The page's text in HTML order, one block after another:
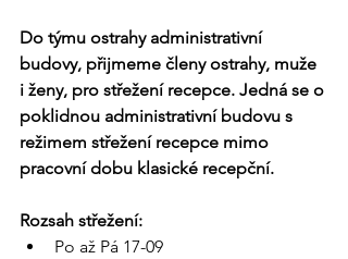
Do týmu ostrahy administrativní
budovy, přijmeme členy ostrahy, muže
i ženy, pro střežení recepce. Jedná se o
poklidnou administrativní budovu s
režimem střežení recepce mimo
pracovní dobu klasické recepční.
Rozsah střežení:
Po až Pá 17-09